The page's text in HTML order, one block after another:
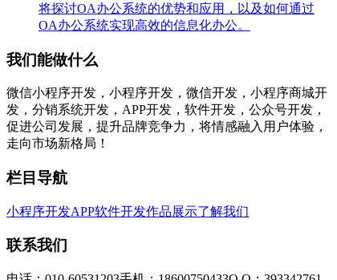
将探讨OA办公系统的优势和应用，以及如何通过
OA办公系统实现高效的信息化办公。
我们能做什么
微信小程序开发，小程序开发，微信开发，小程序商城开
发，分销系统开发，APP开发，软件开发，公众号开发，
促进公司发展，提升品牌竞争力，将情感融入用户体验，
走向市场新格局！
栏目导航
小程序开发APP软件开发作品展示了解我们
联系我们